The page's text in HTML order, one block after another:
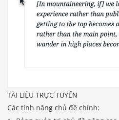
TÀI LIỆU TRỰC TUYẾN
Các tính năng chủ đề chính: